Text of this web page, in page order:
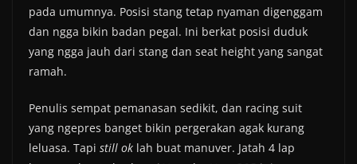
pada umumnya. Posisi stang tetap nyaman digenggam
dan ngga bikin badan pegal. Ini berkat posisi duduk
yang ngga jauh dari stang dan seat height yang sangat
ramah.
Penulis sempat pemanasan sedikit, dan racing suit
yang ngepres banget bikin pergerakan agak kurang
leluasa. Tapi still ok lah buat manuver. Jatah 4 lap